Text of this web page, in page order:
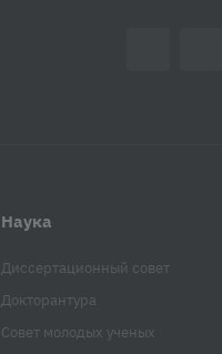
Наука
Диссертационный совет
Докторантура
Совет молодых ученых